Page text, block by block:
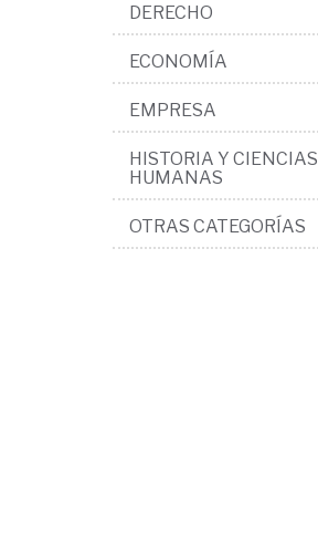
DERECHO
ECONOMÍA
EMPRESA
HISTORIA Y CIENCIAS
HUMANAS
OTRAS CATEGORÍAS